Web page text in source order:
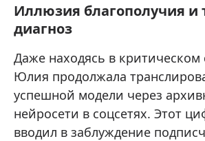
Иллюзия благополучия
диагноз
Даже находясь в критическом
Юлия продолжала
успешной модели через
нейросети в соцсетях. Этот
вводил в заблуждение